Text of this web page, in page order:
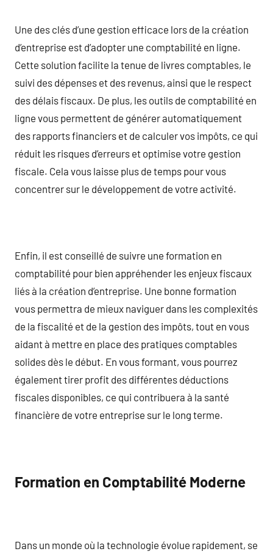
Une des clés d’une gestion efficace lors de la création
d’entreprise est d’adopter une comptabilité en ligne.
Cette solution facilite la tenue de livres comptables, le
suivi des dépenses et des revenus, ainsi que le respect
des délais fiscaux. De plus, les outils de comptabilité en
ligne vous permettent de générer automatiquement
des rapports financiers et de calculer vos impôts, ce qui
réduit les risques d’erreurs et optimise votre gestion
fiscale. Cela vous laisse plus de temps pour vous
concentrer sur le développement de votre activité.
Enfin, il est conseillé de suivre une formation en
comptabilité pour bien appréhender les enjeux fiscaux
liés à la création d’entreprise. Une bonne formation
vous permettra de mieux naviguer dans les complexités
de la fiscalité et de la gestion des impôts, tout en vous
aidant à mettre en place des pratiques comptables
solides dès le début. En vous formant, vous pourrez
également tirer profit des différentes déductions
fiscales disponibles, ce qui contribuera à la santé
financière de votre entreprise sur le long terme.
Formation en Comptabilité Moderne
Dans un monde où la technologie évolue rapidement, se